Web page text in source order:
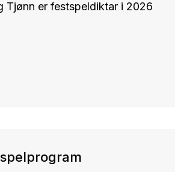
Tjønn er festspeldiktar i 2026